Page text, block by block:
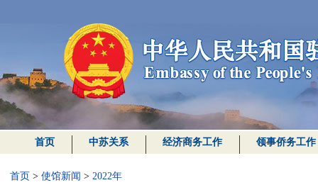
首页 中苏关系 经济商务工作 领事侨务工作
首页 > 使馆新闻 > 2022年